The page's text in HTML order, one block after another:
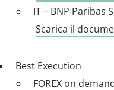
IT – BNP Paribas
Scarica il
Best Execution
FOREX on